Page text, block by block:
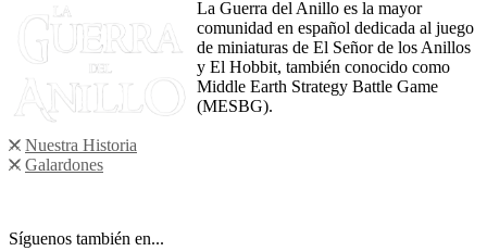
La Guerra del Anillo es la mayor
comunidad en español dedicada al juego
de miniaturas de El Señor de los Anillos
y El Hobbit, también conocido como
Middle Earth Strategy Battle Game
(MESBG).
Nuestra Historia
Galardones
Síguenos también en...